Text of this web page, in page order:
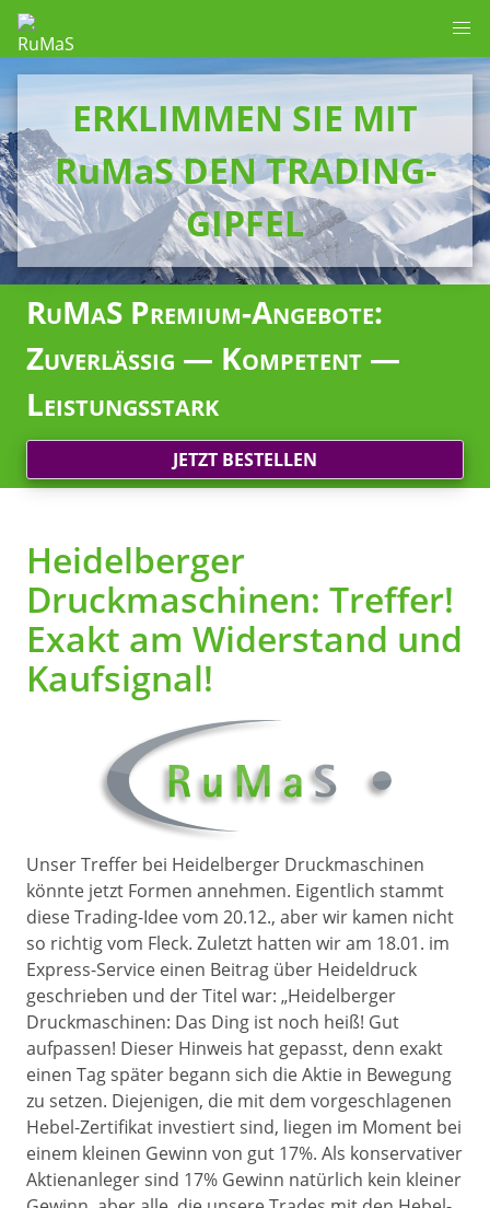
ERKLIMMEN SIE MIT
RuMaS DEN TRADING-
GIPFEL
RuMaS Premium-Angebote:
Zuverlässig — Kompetent —
Leistungsstark
JETZT BESTELLEN
Heidelberger
Druckmaschinen: Treffer!
Exakt am Widerstand und
Kaufsignal!
Unser Treffer bei Heidelberger Druckmaschinen
könnte jetzt Formen annehmen. Eigentlich stammt
diese Trading-Idee vom 20.12., aber wir kamen nicht
so richtig vom Fleck. Zuletzt hatten wir am 18.01. im
Express-Service einen Beitrag über Heideldruck
geschrieben und der Titel war: „Heidelberger
Druckmaschinen: Das Ding ist noch heiß! Gut
aufpassen! Dieser Hinweis hat gepasst, denn exakt
einen Tag später begann sich die Aktie in Bewegung
zu setzen. Diejenigen, die mit dem vorgeschlagenen
Hebel-Zertifikat investiert sind, liegen im Moment bei
einem kleinen Gewinn von gut 17%. Als konservativer
Aktienanleger sind 17% Gewinn natürlich kein kleiner